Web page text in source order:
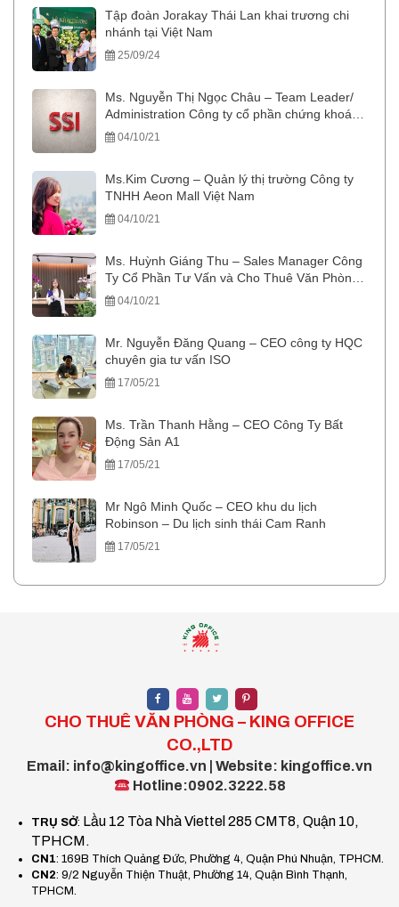
Tập đoàn Jorakay Thái Lan khai trương chi
nhánh tại Việt Nam
25/09/24
Ms. Nguyễn Thị Ngọc Châu – Team Leader/
Administration Công ty cổ phần chứng khoán
SSI04/10/21
Ms.Kim Cương – Quản lý thị trường Công ty
TNHH Aeon Mall Việt Nam
04/10/21
Ms. Huỳnh Giáng Thu – Sales Manager Công
Ty Cổ Phần Tư Vấn và Cho Thuê Văn Phòng
5S Office
04/10/21
Mr. Nguyễn Đăng Quang – CEO công ty HQC
chuyên gia tư vấn ISO
17/05/21
Ms. Trần Thanh Hằng – CEO Công Ty Bất
Động Sản A1
17/05/21
Mr Ngô Minh Quốc – CEO khu du lịch
Robinson – Du lịch sinh thái Cam Ranh
17/05/21
CHO THUÊ VĂN PHÒNG – KING OFFICE
CO.,LTD
Email: info@kingoffice.vn | Website: kingoffice.vn
Hotline:0902.3222.58
TRỤ SỞ: Lầu 12 Tòa Nhà Viettel 285 CMT8, Quận 10,
TPHCM.
CN1: 169B Thích Quảng Đức, Phường 4, Quận Phú Nhuận, TPHCM.
CN2: 9/2 Nguyễn Thiện Thuật, Phường 14, Quận Bình Thạnh,
TPHCM.